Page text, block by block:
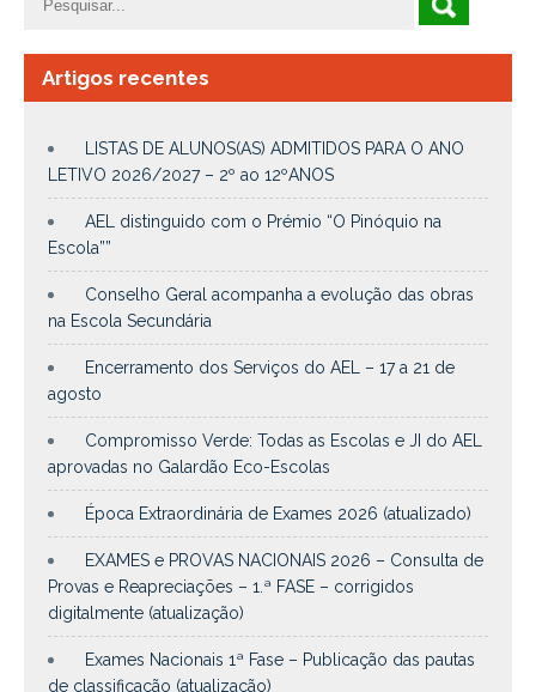
Artigos recentes
LISTAS DE ALUNOS(AS) ADMITIDOS PARA O ANO
LETIVO 2026/2027 – 2º ao 12ºANOS
AEL distinguido com o Prémio “O Pinóquio na
Escola””
Conselho Geral acompanha a evolução das obras
na Escola Secundária
Encerramento dos Serviços do AEL – 17 a 21 de
agosto
Compromisso Verde: Todas as Escolas e JI do AEL
aprovadas no Galardão Eco-Escolas
Época Extraordinária de Exames 2026 (atualizado)
EXAMES e PROVAS NACIONAIS 2026 – Consulta de
Provas e Reapreciações – 1.ª FASE – corrigidos
digitalmente (atualização)
Exames Nacionais 1ª Fase – Publicação das pautas
de classificação (atualização)